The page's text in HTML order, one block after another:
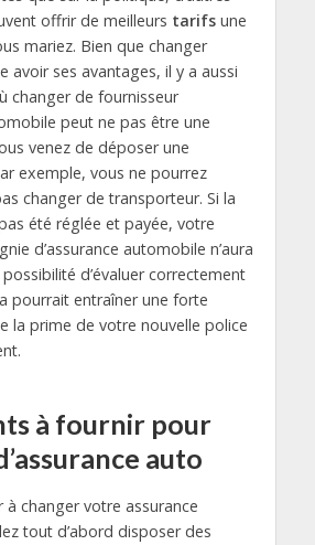
offrir de meilleurs tarifsune
mariez. Bien que changer
avoir ses avantages, il y a aussi
changer de fournisseur
peut ne pas être une
venez de déposer une
exemple, vous ne pourrez
changer de transporteur. Si la
été réglée et payée, votre
d’assurance automobile n’aura
d’évaluer correctement
pourrait entraîner une forte
la prime de votre nouvelle police
à fournir pour
auto
à changer votre assurance
tout d’abord disposer des